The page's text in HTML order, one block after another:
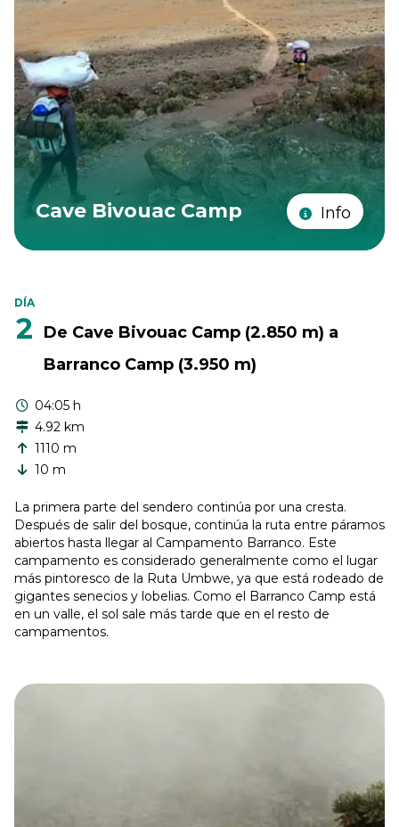
Cave Bivouac Camp Info
DÍA
2
De Cave Bivouac Camp (2.850 m) a
Barranco Camp (3.950 m)
04:05 h
4.92 km
1110 m
10 m
La primera parte del sendero continúa por una cresta.
Después de salir del bosque, continúa la ruta entre páramos
abiertos hasta llegar al Campamento Barranco. Este
campamento es considerado generalmente como el lugar
más pintoresco de la Ruta Umbwe, ya que está rodeado de
gigantes senecios y lobelias. Como el Barranco Camp está
en un valle, el sol sale más tarde que en el resto de
campamentos.